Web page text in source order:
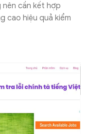
nên cần kết hợp
cao hiệu quả kiểm